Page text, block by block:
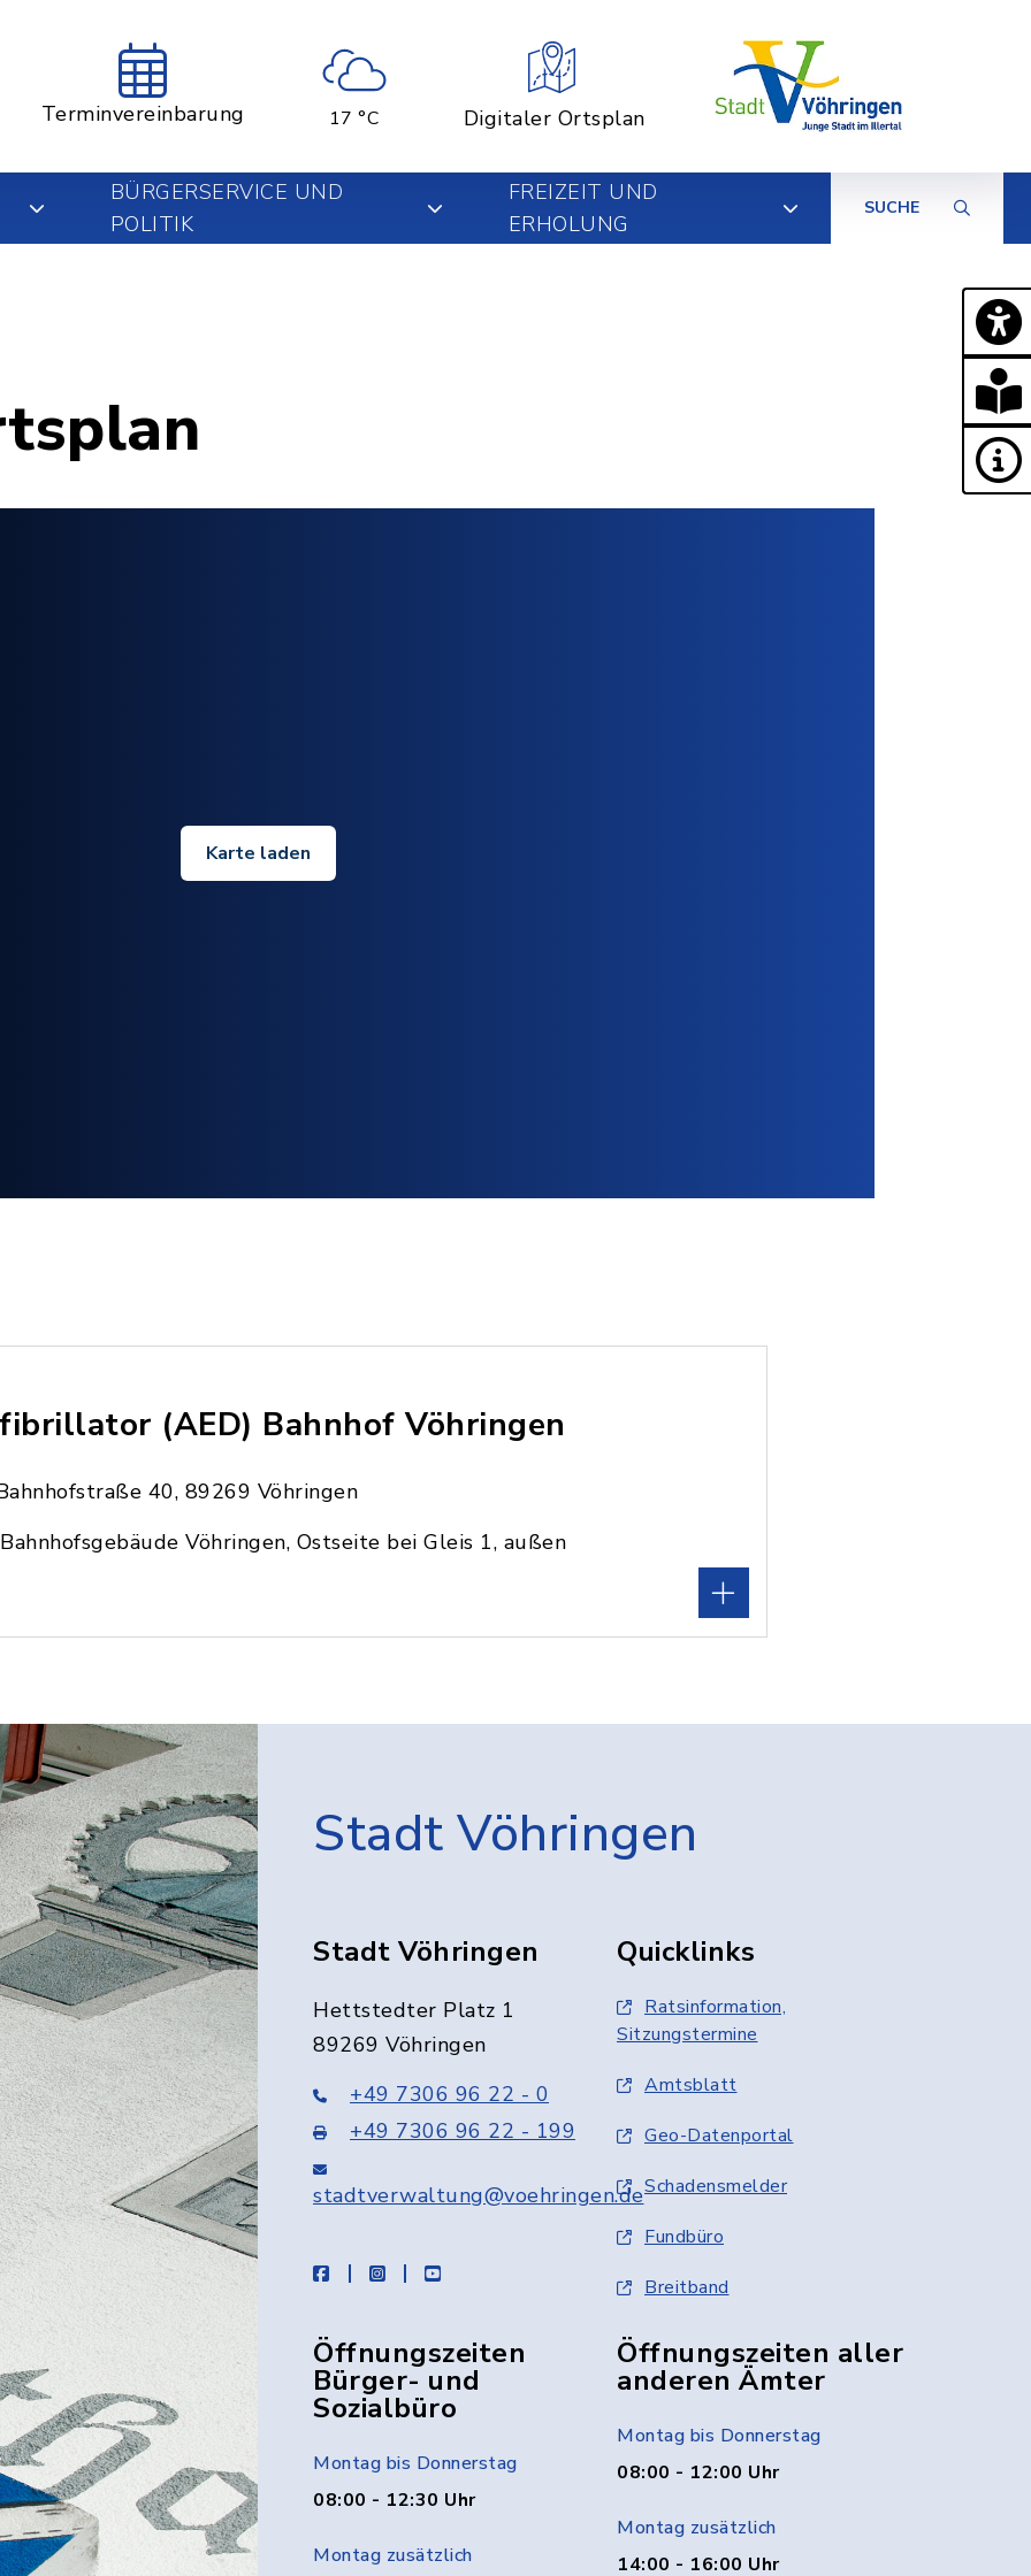
Terminvereinbarung 17 °C Digitaler Ortsplan
BÜRGERSERVICE UND
POLITIK
FREIZEIT UND
ERHOLUNG
SUCHE
Karte laden
(AED) Bahnhof Vöhringen
40, 89269 Vöhringen
Vöhringen, Ostseite bei Gleis 1, außen
Stadt Vöhringen
Stadt Vöhringen
Hettstedter Platz 1
89269 Vöhringen
+49 7306 96 22 - 0
+49 7306 96 22 - 199
stadtverwaltung@voehringen.de
facebookinstagramyoutube
Quicklinks
Ratsinformation,
Sitzungstermine
Amtsblatt
Geo-Datenportal
Schadensmelder
Fundbüro
Breitband
Öffnungszeiten
Bürger- und
Sozialbüro
Montag bis Donnerstag
08:00 - 12:30 Uhr
Montag zusätzlich
Öffnungszeiten aller
anderen Ämter
Montag bis Donnerstag
08:00 - 12:00 Uhr
Montag zusätzlich
14:00 - 16:00 Uhr